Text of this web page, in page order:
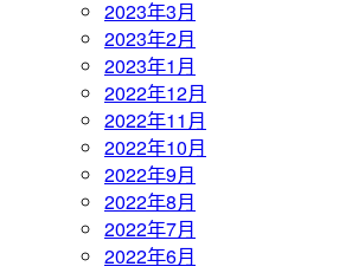
2023年3月
2023年2月
2023年1月
2022年12月
2022年11月
2022年10月
2022年9月
2022年8月
2022年7月
2022年6月